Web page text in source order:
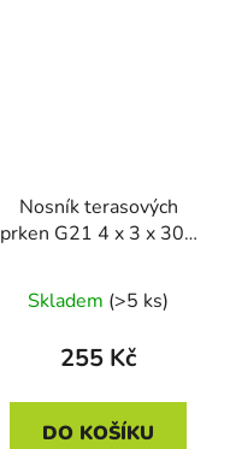
Nosník terasových
prken G21 4 x 3 x 300
Skladem (>5 ks)
255 Kč
DO KOŠÍKU